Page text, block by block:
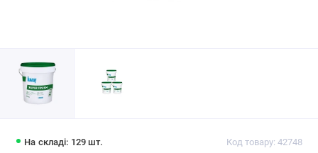
На складі: 129 шт. Код товару: 42748